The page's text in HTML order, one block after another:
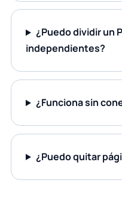
¿Puedo dividir un
independientes?
¿Funciona sin
¿Puedo quitar